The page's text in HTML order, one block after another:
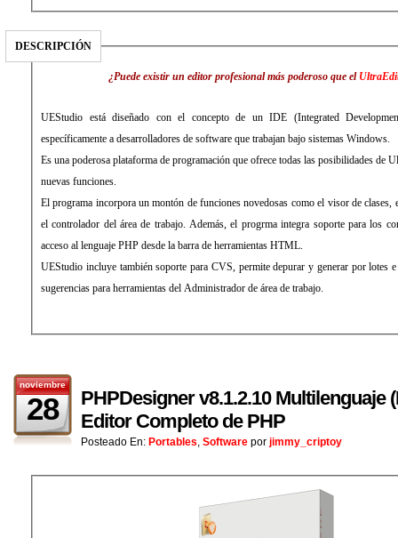
DESCRIPCIÓN
¿Puede existir un editor profesional más poderoso que el
UEStudio está diseñado con el concepto de un IDE (Integrated
específicamente a desarrolladores de software que trabajan bajo sistemas Windows.
Es una poderosa plataforma de programación que ofrece todas las posibilidades de
nuevas funciones.
El programa incorpora un montón de funciones novedosas como el visor de clases,
el controlador del área de trabajo. Además, el progrma integra soporte para los
acceso al lenguaje PHP desde la barra de herramientas HTML.
UEStudio incluye también soporte para CVS, permite depurar y generar por lotes
sugerencias para herramientas del Administrador de área de trabajo.
noviembre
28
PHPDesigner v8.1.2.10 Multilenguaje
Editor Completo de PHP
Posteado En: Portables, Software por jimmy_criptoy